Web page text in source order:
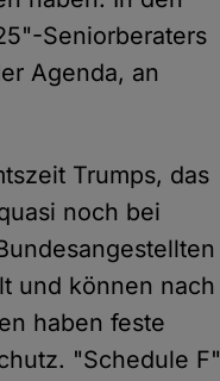
Seniorberaters
Agenda, an
Trumps, das
noch bei
und können nach
haben feste
"Schedule F"